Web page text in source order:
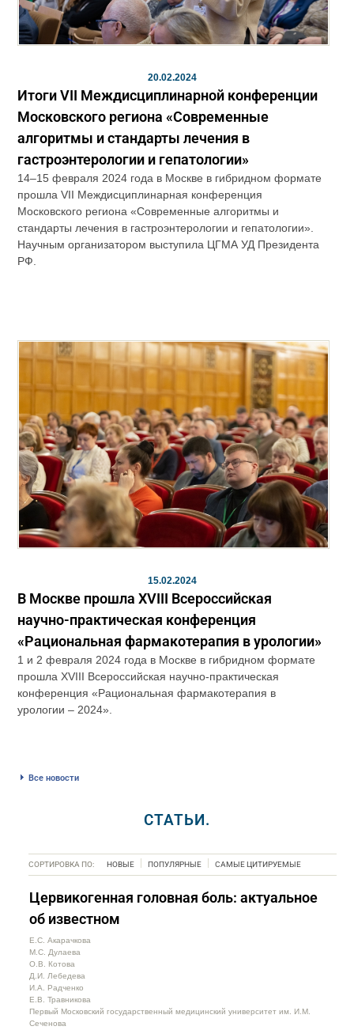
20.02.2024
Итоги VII Междисциплинарной конференции
Московского региона «Современные
алгоритмы и стандарты лечения в
гастроэнтерологии и гепатологии»
14–15 февраля 2024 года в Москве в гибридном формате
прошла VII Междисциплинарная конференция
Московского региона «Современные алгоритмы и
стандарты лечения в гастроэнтерологии и гепатологии».
Научным организатором выступила ЦГМА УД Президента
РФ.
15.02.2024
В Москве прошла XVIII Всероссийская
научно-практическая конференция
«Рациональная фармакотерапия в урологии»
1 и 2 февраля 2024 года в Москве в гибридном формате
прошла XVIII Всероссийская научно-практическая
конференция «Рациональная фармакотерапия в
урологии – 2024».
Все новости
СТАТЬИ.
СОРТИРОВКА ПО: НОВЫЕ ПОПУЛЯРНЫЕ САМЫЕ ЦИТИРУЕМЫЕ
Цервикогенная головная боль: актуальное
об известном
Е.С. Акарачкова
М.С. Дулаева
О.В. Котова
Д.И. Лебедева
И.А. Радченко
Е.В. Травникова
Первый Московский государственный медицинский университет им. И.М.
Сеченова